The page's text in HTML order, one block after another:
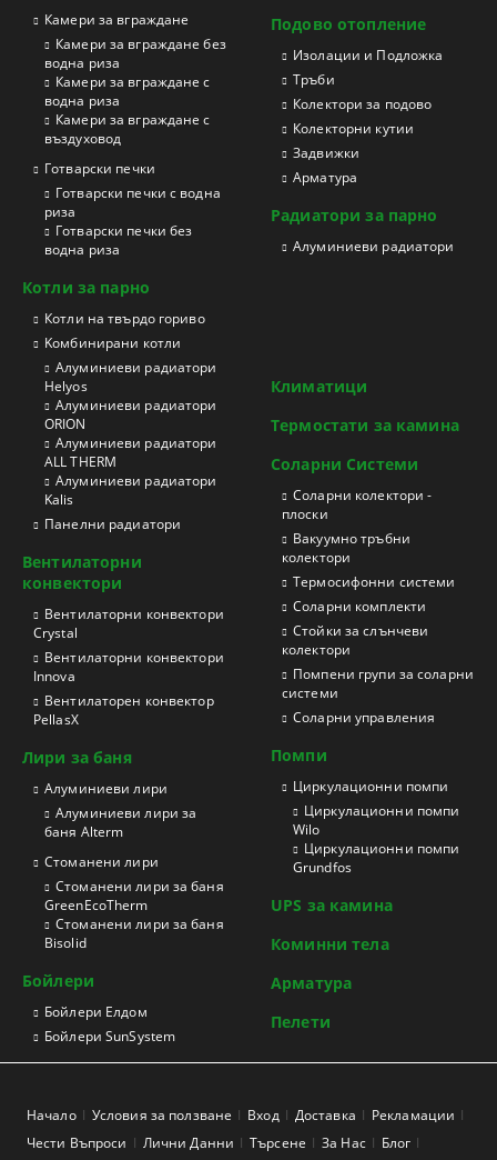
Камери за вграждане
Камери за вграждане без
водна риза
Камери за вграждане с
водна риза
Камери за вграждане с
въздуховод
Готварски печки
Готварски печки с водна
риза
Готварски печки без
водна риза
Котли за парно
Котли на твърдо гориво
Kомбинирани котли
Подово отопление
Изолации и Подложка
Тръби
Колектори за подово
Колекторни кутии
Задвижки
Арматура
Радиатори за парно
Aлуминиеви радиатори
Aлуминиеви радиатори
Helyos
Aлуминиеви радиатори
ORION
Aлуминиеви радиатори
ALL THERM
Aлуминиеви радиатори
Kalis
Панелни радиатори
Вентилаторни
конвектори
Вентилаторни конвектори
Crystal
Вентилаторни конвектори
Innova
Вентилаторен конвектор
PellasX
Лири за баня
Aлуминиеви лири
Алуминиеви лири за
баня Alterm
Стоманени лири
Стоманени лири за баня
GreenEcoTherm
Стоманени лири за баня
Bisolid
Бойлери
Бойлери Елдом
Бойлери SunSystem
Климатици
Термостати за камина
Соларни Системи
Соларни колектори -
плоски
Вакуумно тръбни
колектори
Термосифонни системи
Соларни комплекти
Стойки за слънчеви
колектори
Помпени групи за соларни
системи
Соларни управления
Помпи
Циркулационни помпи
Циркулационни помпи
Wilo
Циркулационни помпи
Grundfos
UPS за камина
Коминни тела
Арматура
Пелети
Начало Условия за ползване Вход Доставка
Рекламации
Чести Въпроси
Лични Данни Търсене За Нас Блог